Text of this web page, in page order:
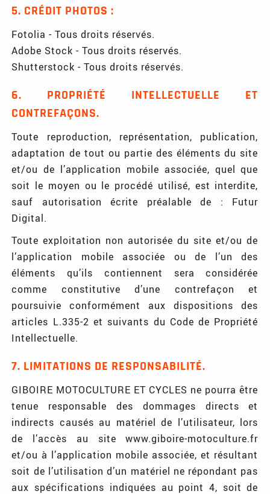
5. CRÉDIT PHOTOS :
Fotolia - Tous droits réservés.
Adobe Stock - Tous droits réservés.
Shutterstock - Tous droits réservés.
6. PROPRIÉTÉ INTELLECTUELLE ET
CONTREFAÇONS.
Toute reproduction, représentation, publication,
adaptation de tout ou partie des éléments du site
et/ou de l’application mobile associée, quel que
soit le moyen ou le procédé utilisé, est interdite,
sauf autorisation écrite préalable de : Futur
Digital.
Toute exploitation non autorisée du site et/ou de
l’application mobile associée ou de l’un des
éléments qu’ils contiennent sera considérée
comme constitutive d’une contrefaçon et
poursuivie conformément aux dispositions des
articles L.335-2 et suivants du Code de Propriété
Intellectuelle.
7. LIMITATIONS DE RESPONSABILITÉ.
GIBOIRE MOTOCULTURE ET CYCLES ne pourra être
tenue responsable des dommages directs et
indirects causés au matériel de l’utilisateur, lors
de l’accès au site www.giboire-motoculture.fr
et/ou à l’application mobile associée, et résultant
soit de l’utilisation d’un matériel ne répondant pas
aux spécifications indiquées au point 4, soit de